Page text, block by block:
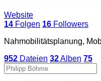
Website
14 Folgen 16 Followers
Nahmobilitätsplanung,
952 Dateien 32Alben 75